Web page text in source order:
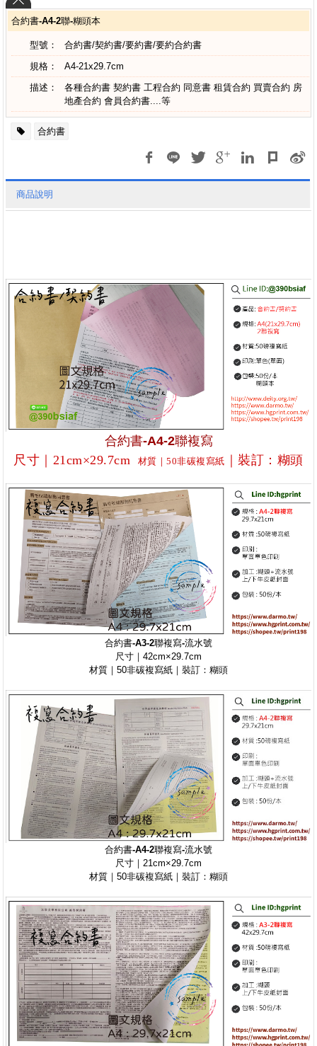
合約書-A4-2聯-糊頭本
型號：
合約書/契約書/要約書/要約合約書
規格：
A4-21x29.7cm
描述：
各種合約書 契約書 工程合約 同意書 租賃合約 買賣合約 房
地產合約 會員合約書....等
合約書
商品說明
合約書-A4-2聯複寫
尺寸｜21cm×29.7cm
材質｜50非碳複寫紙 ｜裝訂 ：糊頭
合約書-A3-2聯複寫-流水號
尺寸｜42cm×29.7cm
材質｜50非碳複寫紙｜裝訂：糊頭
合約書-A4-2聯複寫-流水號
尺寸｜21cm×29.7cm
材質｜50非碳複寫紙｜裝訂：糊頭